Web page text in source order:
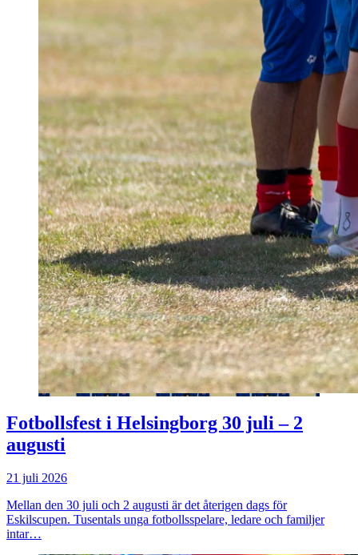
Fotbollsfest i Helsingborg 30 juli – 2
augusti
21 juli 2026
Mellan den 30 juli och 2 augusti är det återigen dags för
Eskilscupen. Tusentals unga fotbollsspelare, ledare och familjer
intar…